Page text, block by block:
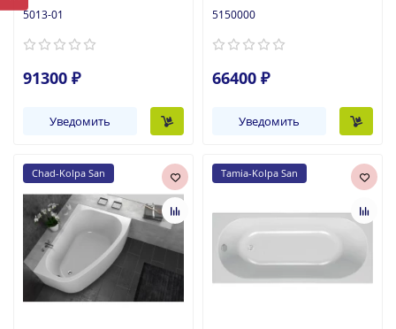
5013-01
91300 ₽
Уведомить
5150000
66400 ₽
Уведомить
Chad-Kolpa San Tamia-Kolpa San